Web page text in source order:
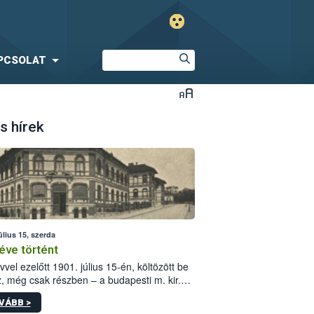
hírek
15, szerda
történt
ezelőtt 1901. július 15-én, költözött be
még csak részben – a budapesti m. kir.
állomás a Kis Rókus utca
alatti, Czigler Győző által tervezett új
>